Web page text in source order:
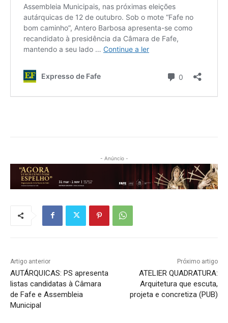
- Anúncio -
Artigo anterior
AUTÁRQUICAS: PS apresenta
listas candidatas à Câmara
de Fafe e Assembleia
Municipal
Próximo artigo
ATELIER QUADRATURA:
Arquitetura que escuta,
projeta e concretiza (PUB)